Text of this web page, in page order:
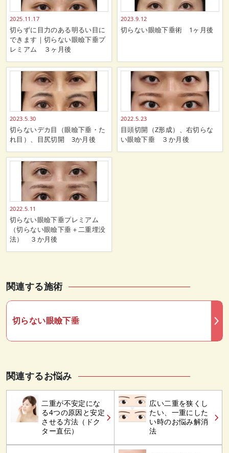
2025.11.17
切らずに目力のある明るい目に
できます｜切らない眼瞼下垂プ
レミアム ３ヶ月後
2023.9.12
切らない眼瞼下垂術 1ヶ月後
2023.5.30
切らないデカ目（眼瞼下垂・た
れ目）、目尻切開 3か月後
2022.5.23
目頭切開（Z形成）、右切らな
い眼瞼下垂 ３か月後
2022.5.11
切らない眼瞼下垂プレミアム
（切らない眼瞼下垂＋二重埋没
法） ３か月後
関連する施術
切らない眼瞼下垂
関連するお悩み
二重が不安定にな
る4つの原因と安定
させる方法（ドク
ター直伝）
広い二重を狭くし
たい、一重にした
い時のお悩み解消
法